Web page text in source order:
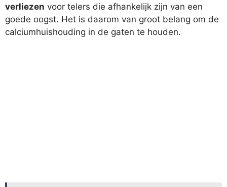
verliezen voor telers die afhankelijk zijn van een
goede oogst. Het is daarom van groot belang om de
calciumhuishouding in de gaten te houden.